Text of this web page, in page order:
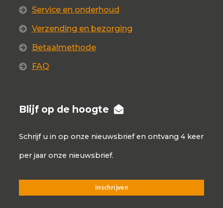
Service en onderhoud
Verzending en bezorging
Betaalmethode
FAQ
Blijf op de hoogte
Schrijf u in op onze nieuwsbrief en ontvang 4 keer
per jaar onze nieuwsbrief.